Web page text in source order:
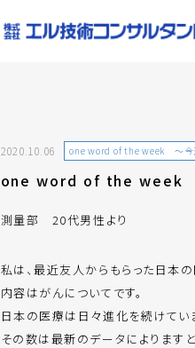
2020.10.06 one word of the week ～今
one word of the week
測量部 20代男性より
私は、最近友人からもらった日本
内容はがんについてです。
日本の医療は日々進化を続けてい
その数は最新のデータによります